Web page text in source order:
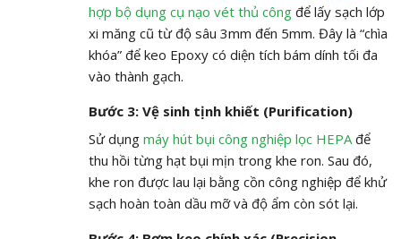
hợp bộ dụng cụ nạo vét thủ công để lấy sạch lớp
xi măng cũ từ độ sâu 3mm đến 5mm. Đây là “chìa
khóa” để keo Epoxy có diện tích bám dính tối đa
vào thành gạch.
Bước 3: Vệ sinh tịnh khiết (Purification)
Sử dụng máy hút bụi công nghiệp lọc HEPAđể
thu hồi từng hạt bụi mịn trong khe ron. Sau đó,
khe ron được lau lại bằng cồn công nghiệp để khử
sạch hoàn toàn dầu mỡ và độ ẩm còn sót lại.